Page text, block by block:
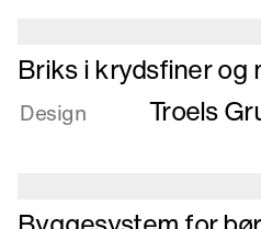
Læs
mere
om
og
Briks i krydsfiner og
Design Troels
Læs